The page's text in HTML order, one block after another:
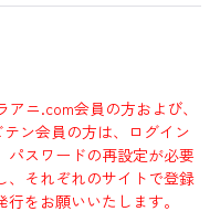
ニ.com会員の方および、
ン会員の方は、ログイン
パスワードの再設定が必要
、それぞれのサイトで登録
をお願いいたします。